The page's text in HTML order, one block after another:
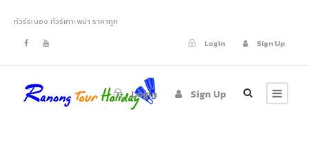
ทัวร์ระนอง ทัวร์เกาะพม่า ราคาถูก
Login
Sign Up
Login Sign Up